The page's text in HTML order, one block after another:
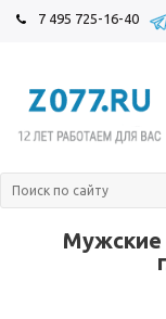
7 495 725-16-40
Мужские